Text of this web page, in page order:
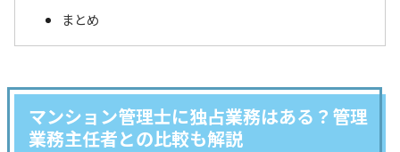
まとめ
マンション管理士に独占業務はある？管理
業務主任者との比較も解説